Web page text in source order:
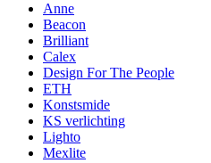
Anne
Beacon
Brilliant
Calex
Design For The People
ETH
Konstsmide
KS verlichting
Lighto
Mexlite